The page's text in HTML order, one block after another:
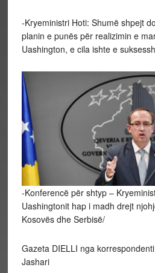
-Kryeministri Hoti: Shumë shpejt
planin e punës për realizimin e
Uashington, e cila ishte e
-Konferencë për shtyp –
Uashingtonit hap i madh drejt
Kosovës dhe Serbisë/
Gazeta DIELLI nga
Jashari